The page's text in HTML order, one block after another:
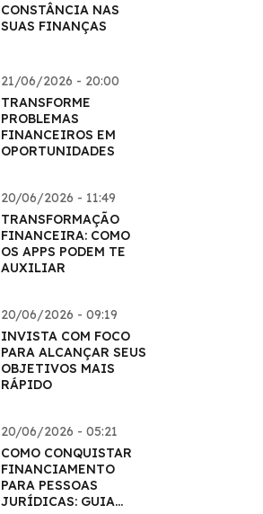
CONSTÂNCIA NAS
SUAS FINANÇAS
21/06/2026 - 20:00
TRANSFORME
PROBLEMAS
FINANCEIROS EM
OPORTUNIDADES
20/06/2026 - 11:49
TRANSFORMAÇÃO
FINANCEIRA: COMO
OS APPS PODEM TE
AUXILIAR
20/06/2026 - 09:19
INVISTA COM FOCO
PARA ALCANÇAR SEUS
OBJETIVOS MAIS
RÁPIDO
20/06/2026 - 05:21
COMO CONQUISTAR
FINANCIAMENTO
PARA PESSOAS
JURÍDICAS: GUIA